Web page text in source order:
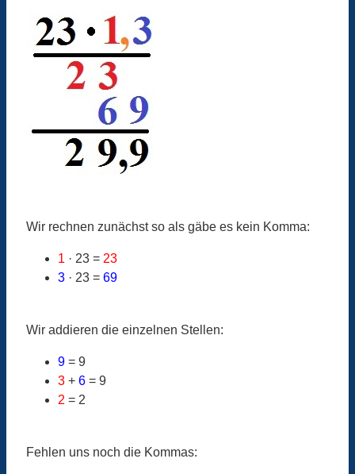
Wir rechnen zunächst so als gäbe es kein Komma:
1 · 23 = 23
3 · 23 = 69
Wir addieren die einzelnen Stellen:
9 = 9
3 + 6 = 9
2 = 2
Fehlen uns noch die Kommas: